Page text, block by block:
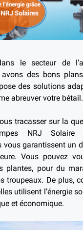
le secteur de
avons des bons
des solutions
abreuver votre bétail.
tracasser sur la
NRJ Solaire
vous garantissent un
Vous pouvez
plantes, pour du
troupeaux. De plus,
utilisent l’énergie
et économique.